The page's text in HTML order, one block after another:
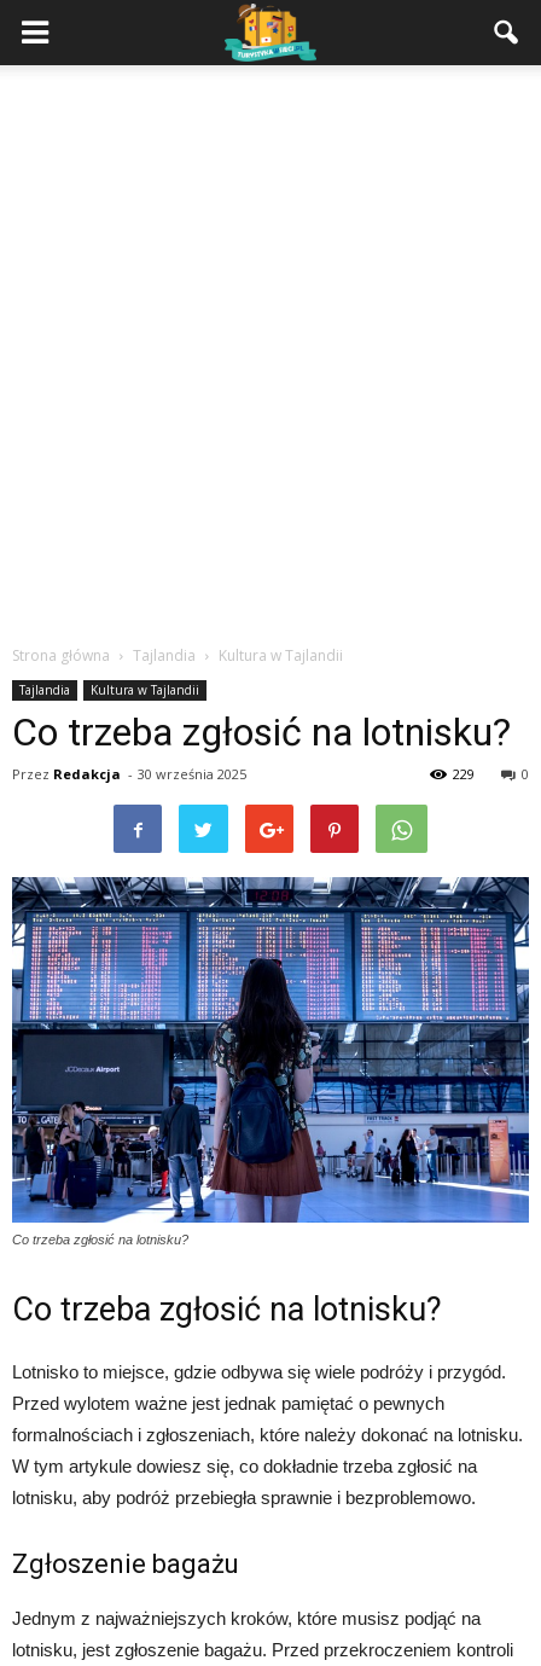
Strona główna Tajlandia Kultura w Tajlandii
Tajlandia Kultura w Tajlandii
Co trzeba zgłosić na lotnisku?
Przez Redakcja - 30 września 2025 0
229
Co trzeba zgłosić na lotnisku?
Co trzeba zgłosić na lotnisku?
Lotnisko to miejsce, gdzie odbywa się wiele podróży i przygód.
Przed wylotem ważne jest jednak pamiętać o pewnych
formalnościach i zgłoszeniach, które należy dokonać na lotnisku.
W tym artykule dowiesz się, co dokładnie trzeba zgłosić na
lotnisku, aby podróż przebiegła sprawnie i bezproblemowo.
Zgłoszenie bagażu
Jednym z najważniejszych kroków, które musisz podjąć na
lotnisku, jest zgłoszenie bagażu. Przed przekroczeniem kontroli